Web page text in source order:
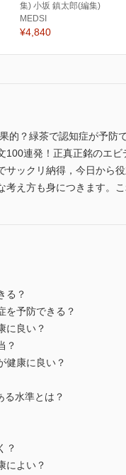
集) 小坂 鎮太郎(編集)
MEDSI
¥4,840
的？緑茶で認知症が予防
100連発！正真正銘のエビ
ックリ納得，今日から役
考え方も身につきます。
る？
を予防できる？
に良い？
？
健康に良い？
る水準とは？
？
によい？